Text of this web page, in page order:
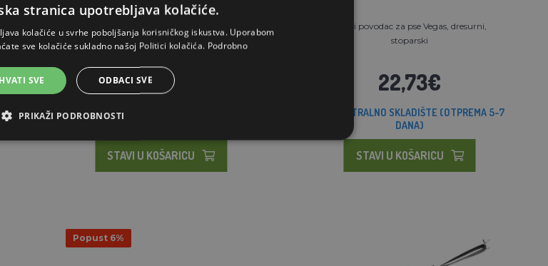
Od 3,29€
CENTRALNO SKLADIŠTE (OTPREMA 5-7
STAVI U KOŠARICU
Kožni povodac za pse Vegas, dresurni,
stoparski
22,73€
CENTRALNO SKLADIŠTE (OTPREMA 5-7
DANA)
STAVI U KOŠARICU
Popust 6%
stranica upotrebljava kolačiće.
kolačiće u svrhe poboljšanja korisničkog iskustva. Uporabom
sve kolačiće sukladno našoj Politici kolačića. Podrobno
SVE ODBACI SVE
PRIKAŽI PODROBNOSTI